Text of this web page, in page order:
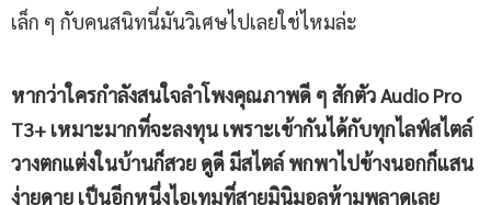
เล็ก ๆ กับคนสนิทนี่มันวิเศษไปเลยใช่ไหมล่ะ
หากว่าใครกำลังสนใจลำโพงคุณภาพดี ๆ สักตัว Audio Pro
T3+ เหมาะมากที่จะลงทุน เพราะเข้ากันได้กับทุกไลฟ์สไตล์
วางตกแต่งในบ้านก็สวย ดูดี มีสไตล์ พกพาไปข้างนอกก็แสน
ง่ายดาย เป็นอีกหนึ่งไอเทมที่สายมินิมอลห้ามพลาดเลย